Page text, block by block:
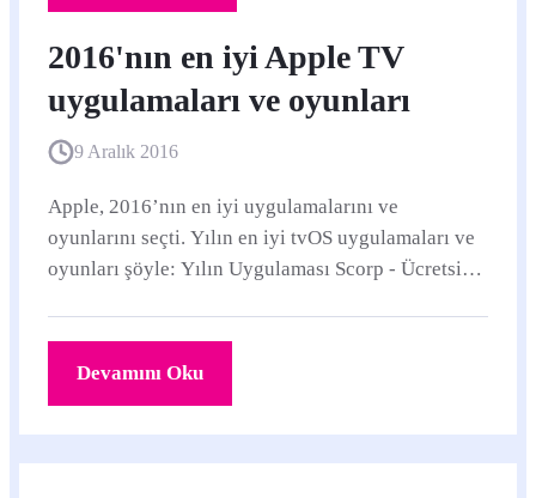
2016'nın en iyi Apple TV
uygulamaları ve oyunları
9 Aralık 2016
Apple, 2016’nın en iyi uygulamalarını ve
oyunlarını seçti. Yılın en iyi tvOS uygulamaları ve
oyunları şöyle: Yılın Uygulaması Scorp - Ücretsiz
Devamını Oku